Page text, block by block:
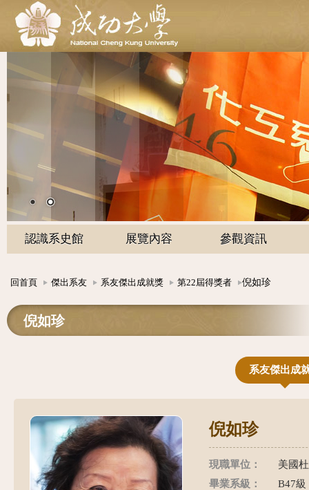
認識系史館 展覽內容 參觀資訊
回首頁 傑出系友 系友傑出成就獎 第22屆得獎者 倪如珍
倪如珍
系友傑出成
倪如珍
現職單位：
美國
畢業系級：
B47級